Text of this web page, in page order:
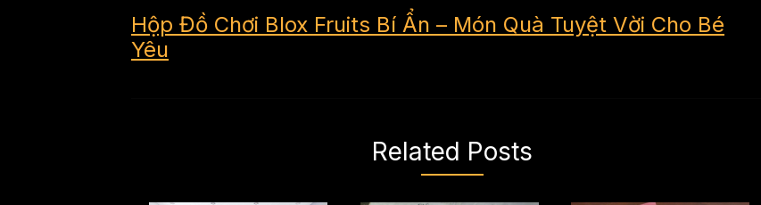
Hộp Đồ Chơi Blox Fruits Bí Ẩn – Món Quà Tuyệt Vời Cho Bé
Yêu
Related Posts